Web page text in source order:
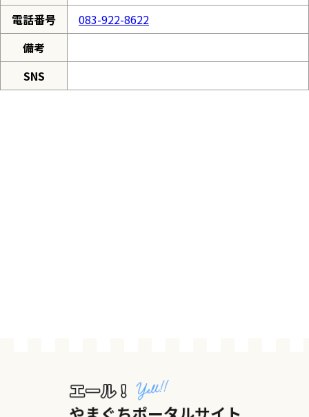
電話番号
083-922-8622
備考
SNS